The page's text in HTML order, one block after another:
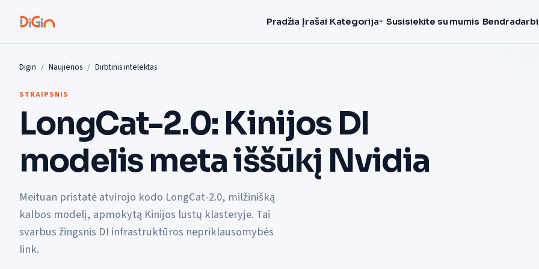
Pradžia Įrašai Kategorija Susisiekite su mumis
Digin Naujienos Dirbtinis intelektas
STRAIPSNIS
LongCat-2.0: Kinijos DI
modelis meta iššūkį Nvidia
Meituan pristatė atvirojo kodo LongCat-2.0, milžinišką
kalbos modelį, apmokytą Kinijos lustų klasteryje. Tai
svarbus žingsnis DI infrastruktūros nepriklausomybės
link.